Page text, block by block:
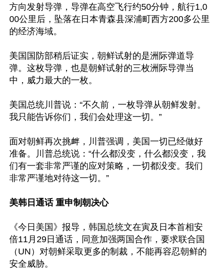
方向发射导弹，导弹在高空飞行约50分钟，航行1,0
00公里后，坠落在日本青森县深浦町西方200多公里
的经济海域。
美国国防部稍后证实，朝鲜试射的是洲际弹道导
弹。这枚导弹，也是朝鲜试射的三枚洲际导弹当
中，威力最大的一枚。
美国总统川普说：“不久前，一枚导弹从朝鲜发射。
我只能告诉你们，我们会处理这一切。”
面对朝鲜再次挑衅，川普强调，美国一切已经做好
准备。川普总统说：“什么都没变，什么都没变，我
们有一套非常严谨的应对策略，一切都没变。我们
非常严谨地对待这一切。”
美韩日通话 重申制朝决心
《今日美国》报导，韩国总统文在寅及日本首相安
倍11月29日通话，同意加强两国合作，要求联合国
（UN）对朝鲜采取更多的制裁，不能再容忍朝鲜的
安全威胁。